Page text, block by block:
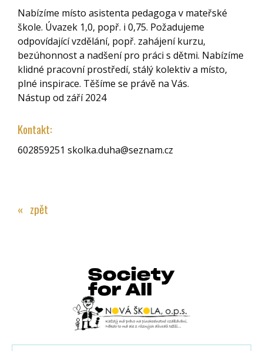
Nabízíme místo asistenta pedagoga v mateřské
škole. Úvazek 1,0, popř. i 0,75. Požadujeme
odpovídající vzdělání, popř. zahájení kurzu,
bezúhonnost a nadšení pro práci s dětmi. Nabízíme
klidné pracovní prostředí, stálý kolektiv a místo,
plné inspirace. Těšíme se právě na Vás.
Nástup od září 2024
Kontakt:
602859251 skolka.duha@seznam.cz
« zpět